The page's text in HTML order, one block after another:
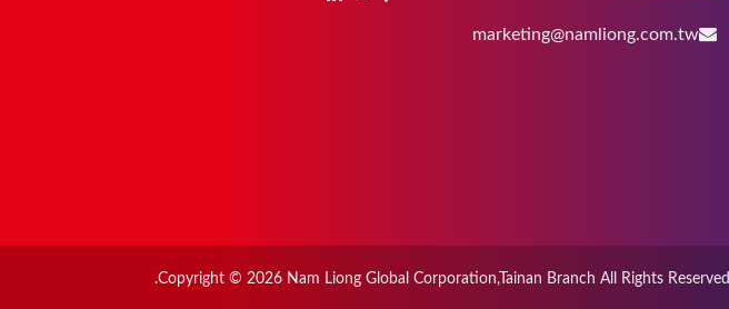
marketing@namliong.com.tw
Copyright © 2026 Nam Liong Global Corporation,Tainan Branch All Rights Reserved.